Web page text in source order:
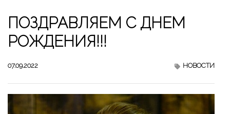
ПОЗДРАВЛЯЕМ С ДНЕМ
РОЖДЕНИЯ!!!
07.09.2022 НОВОСТИ